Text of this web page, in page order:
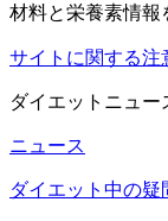
材料と栄養素情報
サイトに関する注
ダイエットニュー
ニュース
ダイエット中の疑